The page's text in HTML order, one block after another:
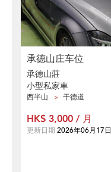
承德山庄车位
承德山莊
小型私家車
西半山 干德道
HK$ 3,000 / 月
更新日期 2026年06月17日